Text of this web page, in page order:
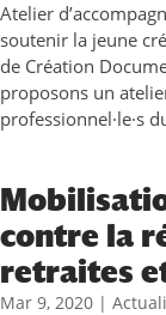
Atelier
soutenir la jeune
de Création
proposons un
professionnel·le·s
contre la
retraites
Mar 9, 2020 |